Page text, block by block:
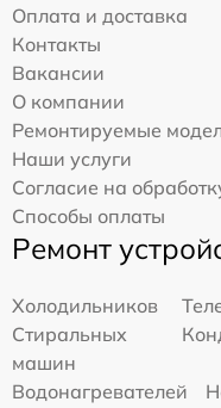
Оплата и доставка
Контакты
Вакансии
О компании
Ремонтируемые
Наши услуги
Согласие на
Способы оплаты
Ремонт
Холодильников
Стиральных
машин
Водонагревателей